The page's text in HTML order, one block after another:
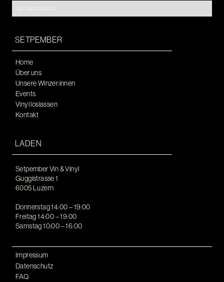
No items found.
SETPEMBER
Home
Über uns
Unsere Winzer:innen
Events
Vinyl loslassen
Kontakt
LADEN
Setpember Vin & Vinyl
Guggistrasse 1
6005 Luzern
Donnerstag 14:00 – 19:00
Freitag 14:00 – 19:00
Samstag 10:00 – 16:00
Impressum
Datenschutz
FAQ